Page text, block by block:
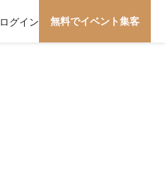
ログイン 無料でイベント集客